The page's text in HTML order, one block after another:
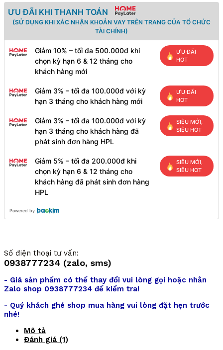
ƯU ĐÃI KHI THANH TOÁN
(SỬ DỤNG KHI XÁC NHẬN KHOẢN VAY TRÊN TRANG CỦA TỔ CHỨC
TÀI CHÍNH)
Giảm 10% – tối đa 500.000đ khi
chọn kỳ hạn 6 & 12 tháng cho
khách hàng mới
ƯU ĐÃI
HOT
Giảm 3% – tối đa 100.000đ với kỳ
hạn 3 tháng cho khách hàng mới
ƯU ĐÃI
HOT
Giảm 3% – tối đa 100.000đ với kỳ
hạn 3 tháng cho khách hàng đã
phát sinh đơn hàng HPL
SIÊU MỚI,
SIÊU HOT
Giảm 5% – tối đa 200.000đ khi
chọn kỳ hạn 6 & 12 tháng cho
khách hàng đã phát sinh đơn hàng
HPL
SIÊU MỚI,
SIÊU HOT
Powered by
Số điện thoại tư vấn:
0938777234 (zalo, sms)
- Giá sản phẩm có thể thay đổi vui lòng gọi hoặc nhắn
Zalo shop 0938777234 để kiểm tra!
- Quý khách ghé shop mua hàng vui lòng đặt hẹn trước
nhé!
Mô tả
Đánh giá (1)